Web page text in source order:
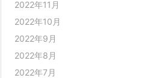
2022年11月
2022年10月
2022年9月
2022年8月
2022年7月